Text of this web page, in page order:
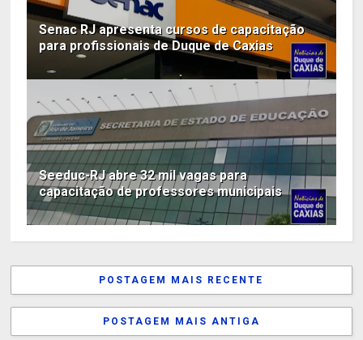
Senac RJ apresenta cursos de capacitação
para profissionais de Duque de Caxias
Seeduc-RJ abre 32 mil vagas para
capacitação de professores municipais
POSTAGEM MAIS RECENTE
POSTAGEM MAIS ANTIGA